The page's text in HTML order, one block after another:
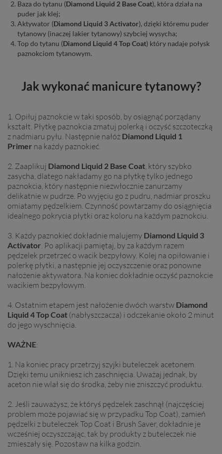
Baza do tytanu (Diamond Liquid 2 Base Coat), która działa na
puder jak klej;
Aktywator (Diamond Liquid 3 Activator), dzięki któremu puder
tytanowy (inaczej lakier tytanowy) szybciej wysycha;
Top do tytanu (Diamond Liquid 4 Top Coat) który nadaje połysk
paznokciom tytanowym.
Jak wykonać manicure tytanowy?
1. Opiłuj paznokcie w taki sposób, by osiągnąć porządany
kształt. Płytkę paznokcia zmatuj polerką i oczyść szczoteczką
z nadmiaru pyłu. Następnie nałóż Diamond Liquid 1
Primer na każdy paznokieć.
2. Zaaplikuj Diamond Liquid 2 Base Coat, który szybko
zasycha, dlatego nakładamy go na płytkę tylko jednego
paznokcia, który następnie niezwłocznie zanurzamy
delikatnie w pudrze. Po wyjęciu go z pudru, nadmiar proszku
omiatamy pędzelkiem. Czynność powtarzamy do osiągnięcia
idealnego pokrycia płytki oraz koloru na każdym paznokciu.
3. Każdy paznokieć dokładnie malujemy Diamond Liquid 3
Activator. Po aplikacji pamiętaj, by za każdym razem
pędzelek przetrzeć o wacik bezpyłowy. Kolej na opiłowanie i
polerkę płytki, a następnie jej oczyszczenie oraz ponowne
nałożenie aktywatora. Na koniec dokładnie oczyść paznokcie
wacikiem bezpyłowym.
4. Ostatnim etapem jest nałożenie dwóch warstw Diamond
Liquid 4 Top Coat (nabłyszczacza) i odczekanie około 2 minut
do jego wyschnięcia.
WAŻNE:
1. Na koniec pracy przetrzyj szyjki buteleczek acetonem.
Dzięki temu unikniesz ich zaschnięcia. Uważaj jednak, by
aceton nie wlał się do środka, żeby nie zniszczyć produktu.
2. Jeśli zauważysz, że któryś pędzelek zaschnął (najczęściej
problem może pojawiać się w przypadku Top Coat), zamień
pędzelki z buteleczek Top Coat i Brush Saver, dokładnie je
wcześniej oczyszczając, tak by produkty z buteleczek nie
zmieszały się. Pozostaw na kilka godzin.